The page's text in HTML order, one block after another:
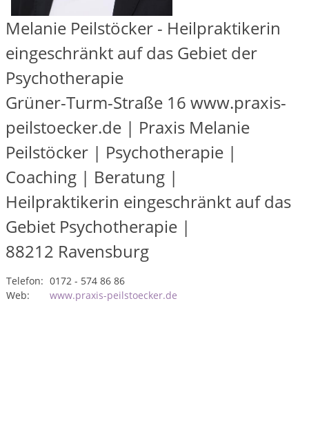
Melanie Peilstöcker - Heilpraktikerin
eingeschränkt auf das Gebiet der
Psychotherapie
Grüner-Turm-Straße 16 www.praxis-
peilstoecker.de | Praxis Melanie
Peilstöcker | Psychotherapie |
Coaching | Beratung |
Heilpraktikerin eingeschränkt auf das
Gebiet Psychotherapie |
88212 Ravensburg
Telefon: 0172 - 574 86 86
Web:
www.praxis-peilstoecker.de